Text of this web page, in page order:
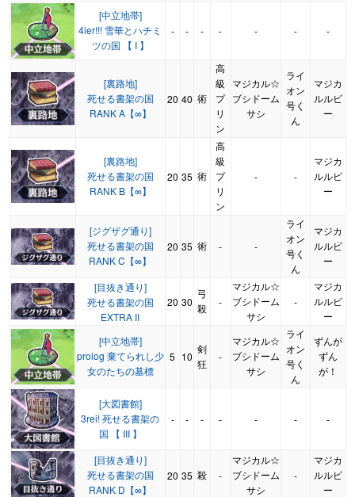
[中立地帯]
4ier!!! 雪華とハチミ
ツの国 【 I 】
- - - - - - -
[裏路地]
死せる書架の国
RANK A【∞】
20 40 術
高
級
プ
リ
ン
マジカル☆
ブシドーム
サシ
ライ
オン
号く
ん
マジカ
ルルビ
ー
[裏路地]
死せる書架の国
RANK B【∞】
20 35 術
高
級
プ
リ
ン
- -
マジカ
ルルビ
ー
[ジグザグ通り]
死せる書架の国
RANK C【∞】
20 35 術 - -
ライ
オン
号く
ん
マジカ
ルルビ
ー
[目抜き通り]
死せる書架の国
EXTRA II
20 30
弓
殺
-
マジカル☆
ブシドーム
サシ
-
マジカ
ルルビ
ー
[中立地帯]
prolog 棄てられし少
女のたちの墓標
5 10
剣
狂
-
マジカル☆
ブシドーム
サシ
ライ
オン
号く
ん
ずんが
ずん
が！
[大図書館]
3rei! 死せる書架の
国 【 III 】
- - - - - - -
[目抜き通り]
死せる書架の国
RANK D【∞】
20 35 殺 -
マジカル☆
ブシドーム
サシ
-
マジカ
ルルビ
ー